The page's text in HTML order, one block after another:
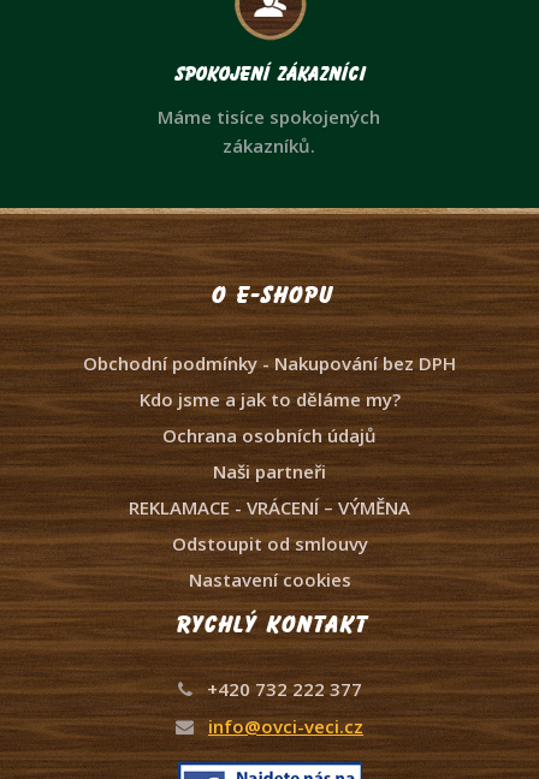
Spokojení zákazníci
Máme tisíce spokojených
zákazníků.
O e-shopu
Obchodní podmínky - Nakupování bez DPH
Kdo jsme a jak to děláme my?
Ochrana osobních údajů
Naši partneři
REKLAMACE - VRÁCENÍ – VÝMĚNA
Odstoupit od smlouvy
Nastavení cookies
Rychlý kontakt
+420 732 222 377
info@ovci-veci.cz